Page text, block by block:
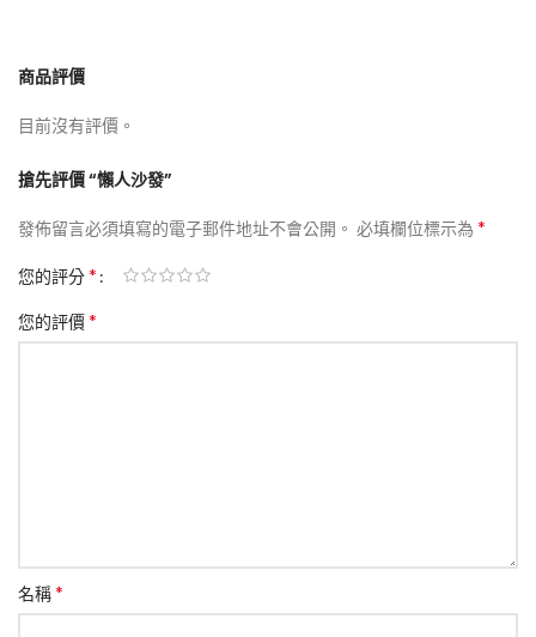
商品評價
目前沒有評價。
搶先評價 “懶人沙發”
發佈留言必須填寫的電子郵件地址不會公開。 必填欄位標示為 *
您的評分*
您的評價*
名稱*